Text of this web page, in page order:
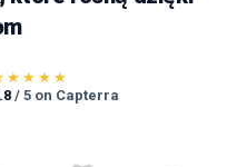
/ 5 on Capterra